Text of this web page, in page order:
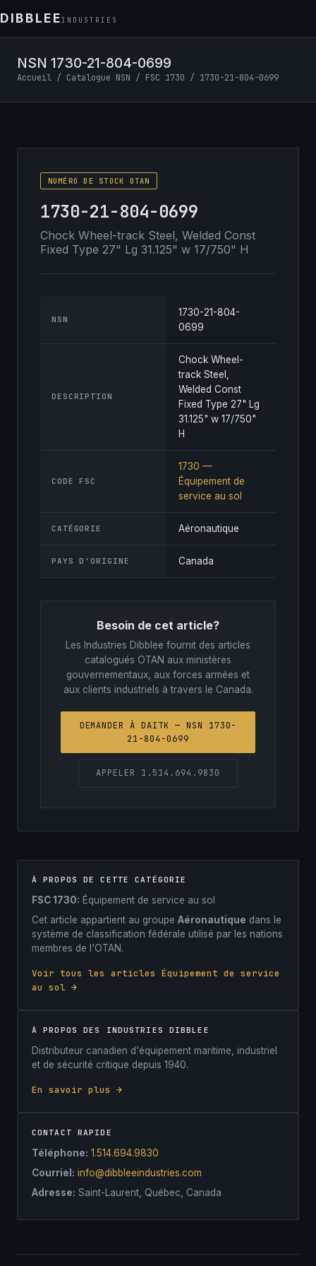
DIBBLEEINDUSTRIES
NSN 1730-21-804-0699
Accueil / Catalogue NSN / FSC 1730 / 1730-21-804-0699
NUMÉRO DE STOCK OTAN
1730-21-804-0699
Chock Wheel-track Steel, Welded Const
Fixed Type 27" Lg 31.125" w 17/750" H
NSN
1730-21-804-
0699
DESCRIPTION
Chock Wheel-
track Steel,
Welded Const
Fixed Type 27" Lg
31.125" w 17/750"
H
CODE FSC
1730 —
Équipement de
service au sol
CATÉGORIE Aéronautique
PAYS D'ORIGINE Canada
Besoin de cet article?
Les Industries Dibblee fournit des articles
catalogués OTAN aux ministères
gouvernementaux, aux forces armées et
aux clients industriels à travers le Canada.
DEMANDER À DAITK — NSN 1730-
21-804-0699
APPELER 1.514.694.9830
À PROPOS DE CETTE CATÉGORIE
FSC 1730: Équipement de service au sol
Cet article appartient au groupe Aéronautique dans le
système de classification fédérale utilisé par les nations
membres de l'OTAN.
Voir tous les articles Équipement de service
au sol →
À PROPOS DES INDUSTRIES DIBBLEE
Distributeur canadien d'équipement maritime, industriel
et de sécurité critique depuis 1940.
En savoir plus →
CONTACT RAPIDE
Téléphone: 1.514.694.9830
Courriel: info@dibbleeindustries.com
Adresse: Saint-Laurent, Québec, Canada